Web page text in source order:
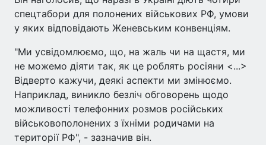
спецтабори для полонених військових РФ, умови
у яких відповідають Женевським конвенціям.
"Ми усвідомлюємо, що, на жаль чи на щастя, ми
не можемо діяти так, як це роблять росіяни <...>
Відверто кажучи, деякі аспекти ми змінюємо.
Наприклад, виникло безліч обговорень щодо
можливості телефонних розмов російських
військовополонених з їхніми родичами на
території РФ", - зазначив він.